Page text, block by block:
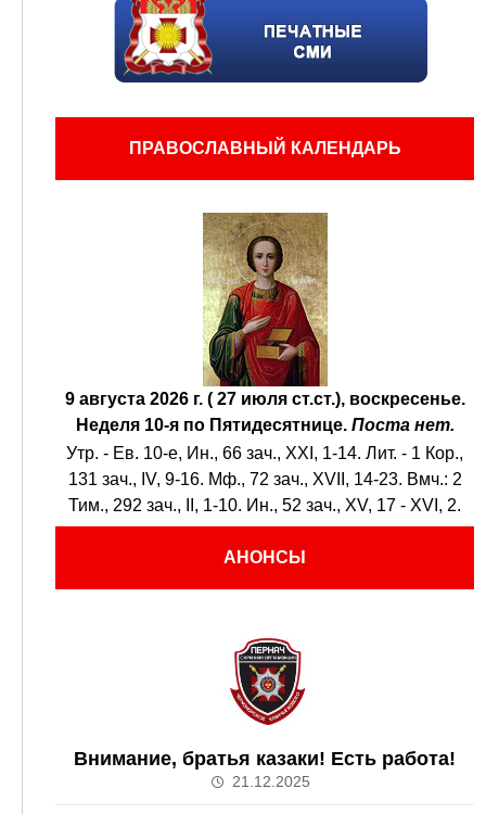
ПРАВОСЛАВНЫЙ КАЛЕНДАРЬ
9 августа 2026 г. ( 27 июля ст.ст.), воскресенье.
Неделя 10-я по Пятидесятнице. Поста нет.
Утр. - Ев. 10-е, Ин., 66 зач., XXI, 1-14. Лит. - 1 Кор.,
131 зач., IV, 9-16. Мф., 72 зач., XVII, 14-23. Вмч.: 2
Тим., 292 зач., II, 1-10. Ин., 52 зач., XV, 17 - XVI, 2.
АНОНСЫ
Внимание, братья казаки! Есть работа!
21.12.2025